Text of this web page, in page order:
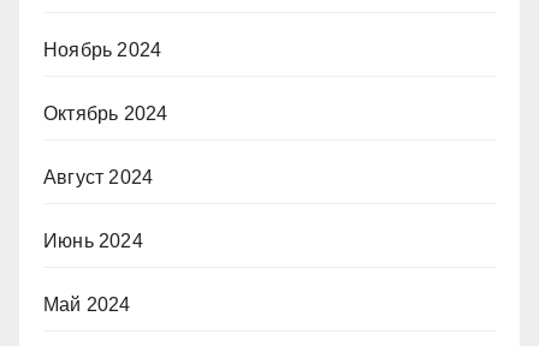
Ноябрь 2024
Октябрь 2024
Август 2024
Июнь 2024
Май 2024